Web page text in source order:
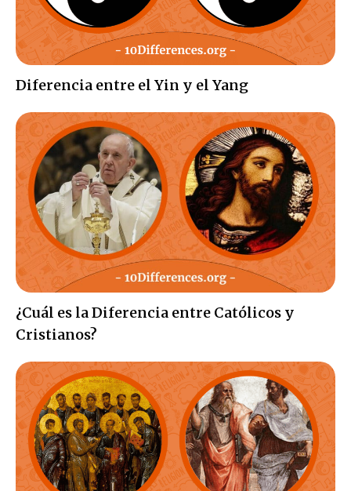
Diferencia entre el Yin y el Yang
¿Cuál es la Diferencia entre Católicos y
Cristianos?